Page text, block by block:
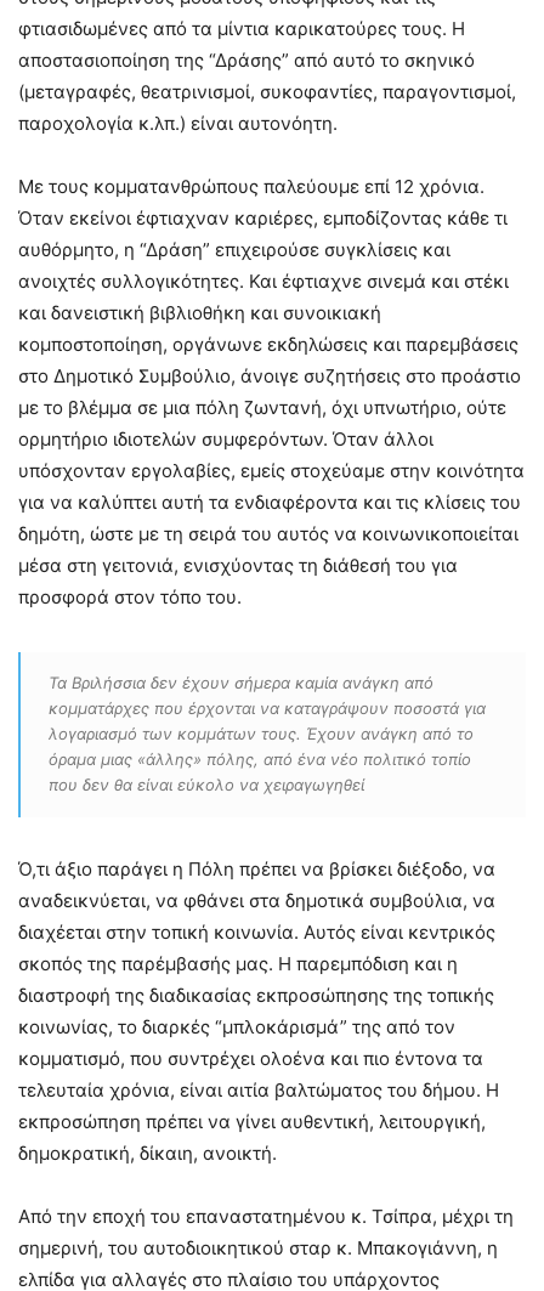
φτιασιδωμένες από τα μίντια καρικατούρες τους. Η
αποστασιοποίηση της “Δράσης” από αυτό το σκηνικό
(μεταγραφές, θεατρινισμοί, συκοφαντίες, παραγοντισμοί,
παροχολογία κ.λπ.) είναι αυτονόητη.
Με τους κομματανθρώπους παλεύουμε επί 12 χρόνια.
Όταν εκείνοι έφτιαχναν καριέρες, εμποδίζοντας κάθε τι
αυθόρμητο, η “Δράση” επιχειρούσε συγκλίσεις και
ανοιχτές συλλογικότητες. Και έφτιαχνε σινεμά και στέκι
και δανειστική βιβλιοθήκη και συνοικιακή
κομποστοποίηση, οργάνωνε εκδηλώσεις και παρεμβάσεις
στο Δημοτικό Συμβούλιο, άνοιγε συζητήσεις στο προάστιο
με το βλέμμα σε μια πόλη ζωντανή, όχι υπνωτήριο, ούτε
ορμητήριο ιδιοτελών συμφερόντων. Όταν άλλοι
υπόσχονταν εργολαβίες, εμείς στοχεύαμε στην κοινότητα
για να καλύπτει αυτή τα ενδιαφέροντα και τις κλίσεις του
δημότη, ώστε με τη σειρά του αυτός να κοινωνικοποιείται
μέσα στη γειτονιά, ενισχύοντας τη διάθεσή του για
προσφορά στον τόπο του.
Τα Βριλήσσια δεν έχουν σήμερα καμία ανάγκη από
κομματάρχες που έρχονται να καταγράψουν ποσοστά για
λογαριασμό των κομμάτων τους. Έχουν ανάγκη από το
όραμα μιας «άλλης» πόλης, από ένα νέο πολιτικό τοπίο
που δεν θα είναι εύκολο να χειραγωγηθεί
Ό,τι άξιο παράγει η Πόλη πρέπει να βρίσκει διέξοδο, να
αναδεικνύεται, να φθάνει στα δημοτικά συμβούλια, να
διαχέεται στην τοπική κοινωνία. Αυτός είναι κεντρικός
σκοπός της παρέμβασής μας. Η παρεμπόδιση και η
διαστροφή της διαδικασίας εκπροσώπησης της τοπικής
κοινωνίας, το διαρκές “μπλοκάρισμά” της από τον
κομματισμό, που συντρέχει ολοένα και πιο έντονα τα
τελευταία χρόνια, είναι αιτία βαλτώματος του δήμου. Η
εκπροσώπηση πρέπει να γίνει αυθεντική, λειτουργική,
δημοκρατική, δίκαιη, ανοικτή.
Από την εποχή του επαναστατημένου κ. Τσίπρα, μέχρι τη
σημερινή, του αυτοδιοικητικού σταρ κ. Μπακογιάννη, η
ελπίδα για αλλαγές στο πλαίσιο του υπάρχοντος